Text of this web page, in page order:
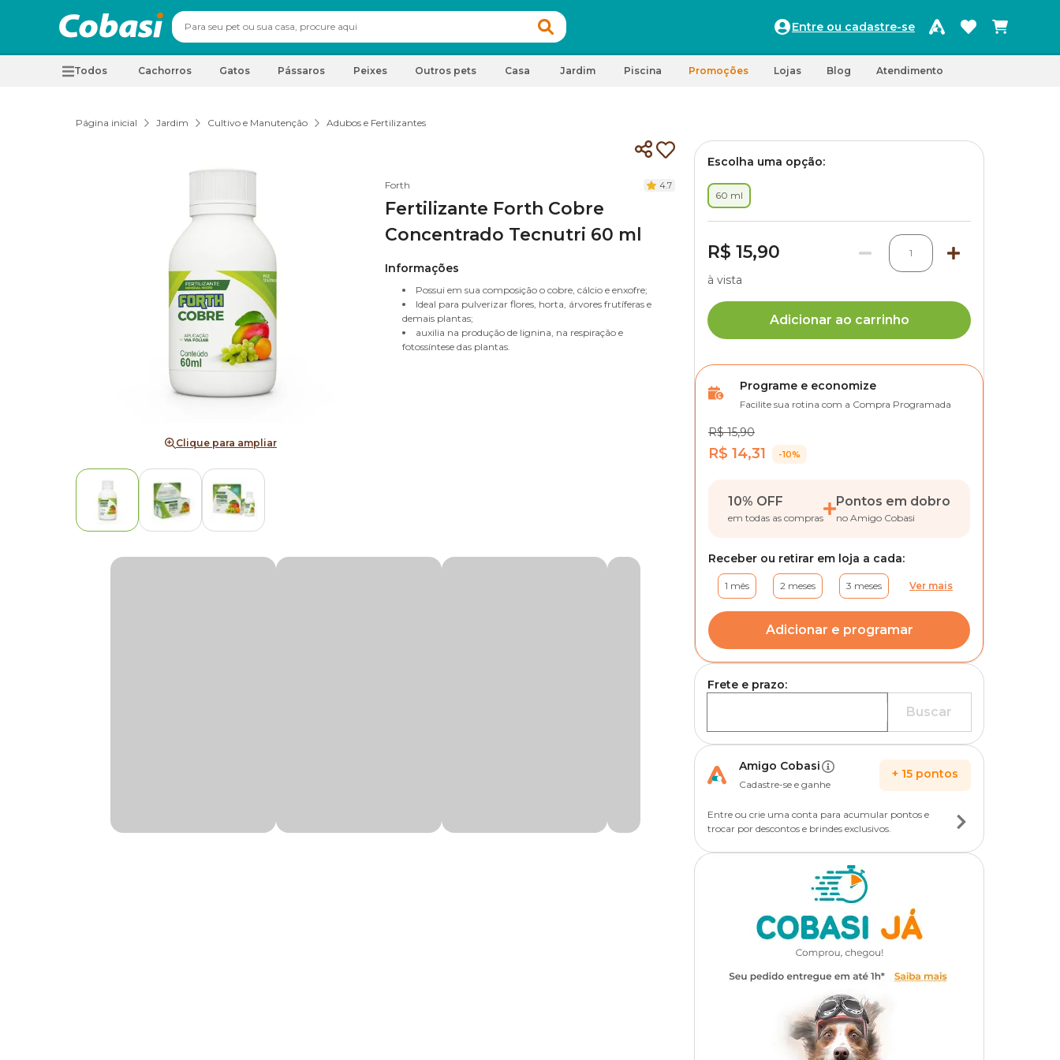
Entre ou cadastre-se
Todos Cachorros Gatos Pássaros Peixes Outros pets Casa Jardim Piscina Promoções Lojas Blog Atendimento
Página inicial Jardim Cultivo e Manutenção Adubos e Fertilizantes
Clique para ampliar
Forth 4.7
Fertilizante Forth Cobre
Concentrado Tecnutri 60 ml
Informações
Possui em sua composição o cobre, cálcio e enxofre;
Ideal para pulverizar flores, horta, árvores frutíferas e
demais plantas;
auxilia na produção de lignina, na respiração e
fotossíntese das plantas.
Escolha uma opção:
60 ml
R$ 15,90 1
à vista
Adicionar ao carrinho
Programe e economize
Facilite sua rotina com a Compra Programada
R$ 15,90
R$ 14,31 -10%
10% OFF
em todas as compras
Pontos em dobro
no Amigo Cobasi
Receber ou retirar em loja a cada:
1 mês 2 meses 3 meses Ver mais
Adicionar e programar
Frete e prazo:
Buscar
Amigo Cobasi
Cadastre-se e ganhe
+ 15 pontos
Entre ou crie uma conta para acumular pontos e
trocar por descontos e brindes exclusivos.